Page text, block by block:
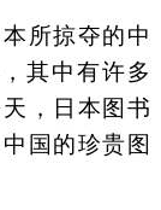
所掠夺的中
其中有许多
，日本图书
国的珍贵图